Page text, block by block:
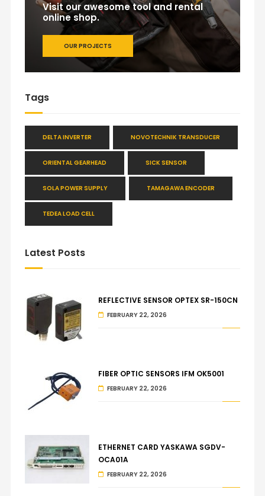
Visit our awesome tool and rental
online shop.
OUR PROJECTS
Tags
DELTA INVERTER NOVOTECHNIK TRANSDUCER
ORIENTAL GEARHEAD SICK SENSOR
SOLA POWER SUPPLY TAMAGAWA ENCODER
TEDEA LOAD CELL
Latest Posts
REFLECTIVE SENSOR OPTEX SR-150CN
FEBRUARY 22, 2026
FIBER OPTIC SENSORS IFM OK5001
FEBRUARY 22, 2026
ETHERNET CARD YASKAWA SGDV-
OCA01A
FEBRUARY 22, 2026